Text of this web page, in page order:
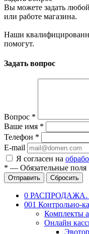
Вы можете задать
или работе магазина.
Наши
помогут.
Задать вопрос
Вопрос *
Ваше имя *
Телефон *
E-mail
Я согласен на
* — Обязательные поля
Отправить Сбросить
0 РАСПРОДАЖА.
001 Контрольно-
Комплекты
Онлайн
Эвотор